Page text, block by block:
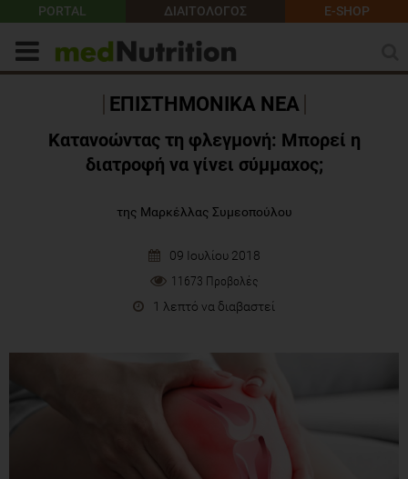
PORTAL ΔΙΑΙΤΟΛΟΓΟΣ E-SHOP
ΕΠΙΣΤΗΜΟΝΙΚΑ ΝΕΑ
Κατανοώντας τη φλεγμονή: Μπορεί η
διατροφή να γίνει σύμμαχος;
της Μαρκέλλας Συμεοπούλου
09 Ιουλίου 2018
11673 Προβολές
1 λεπτό να διαβαστεί